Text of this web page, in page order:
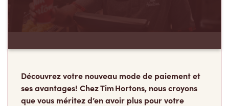
Découvrez votre nouveau mode de paiement et
ses avantages! Chez Tim Hortons, nous croyons
que vous méritez d’en avoir plus pour votre